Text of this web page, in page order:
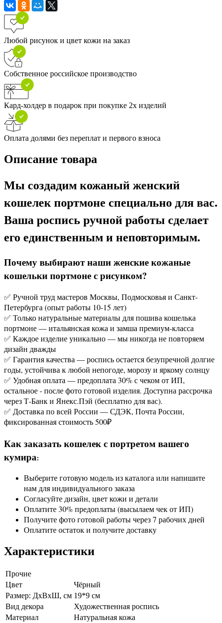
Любой рисунок и цвет кожи на заказ
Собственное российское производство
Кард-холдер в подарок при покупке 2х изделий
Оплата долями без переплат и первого взноса
Описание товара
Мы создадим кожаный женский
кошелек портмоне специально для вас.
Ваша роспись ручной работы сделает
его единственным и неповторимым.
Почему выбирают наши женские кожаные
кошельки портмоне с рисунком?
✅ Ручной труд мастеров Москвы, Подмосковья и Санкт-
Петербурга (опыт работы 10-15 лет)
✅ Только натуральные материалы для пошива кошелька
портмоне — итальянская кожа и замша премиум-класса
✅ Каждое изделие уникально — мы никогда не повторяем
дизайн дважды
✅ Гарантия качества — роспись остается безупречной долгие
годы, устойчива к любой непогоде, морозу и яркому солнцу
✅ Удобная оплата — предоплата 30% с чеком от ИП,
остальное - после фото готовой изделия. Доступна рассрочка
через Т-Банк и Янекс.Пэй (бесплатно для вас).
✅ Доставка по всей России — СДЭК, Почта России,
фиксированная стоимость 500₽
Как заказать кошелек с портретом вашего
кумира:
Выберите готовую модель из каталога или напишите
нам для индивидуального заказа
Согласуйте дизайн, цвет кожи и детали
Оплатите 30% предоплаты (высылаем чек от ИП)
Получите фото готовой работы через 7 рабочих дней
Оплатите остаток и получите доставку
Характеристики
Прочие
Цвет
Чёрный
Размер: ДхВхШ, см 19*9 см
Вид декора
Художественная роспись
Материал
Натуральная кожа